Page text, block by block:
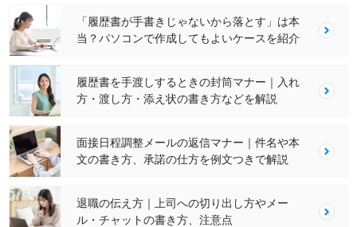
「履歴書が手書きじゃないから落とす」は本
当？パソコンで作成してもよいケースを紹介
履歴書を手渡しするときの封筒マナー｜入れ
方・渡し方・添え状の書き方などを解説
面接日程調整メールの返信マナー｜件名や本
文の書き方、承諾の仕方を例文つきで解説
退職の伝え方｜上司への切り出し方やメー
ル・チャットの書き方、注意点